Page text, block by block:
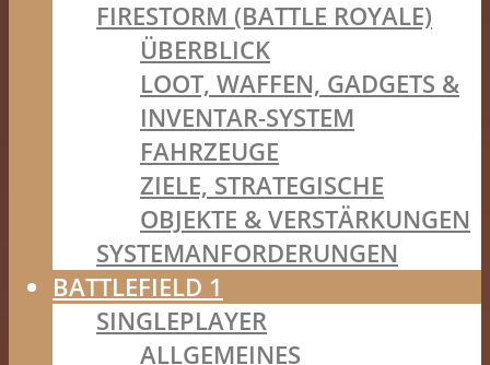
FIRESTORM (BATTLE ROYALE)
ÜBERBLICK
LOOT, WAFFEN, GADGETS &
INVENTAR-SYSTEM
FAHRZEUGE
ZIELE, STRATEGISCHE
OBJEKTE & VERSTÄRKUNGEN
SYSTEMANFORDERUNGEN
BATTLEFIELD 1
SINGLEPLAYER
ALLGEMEINES